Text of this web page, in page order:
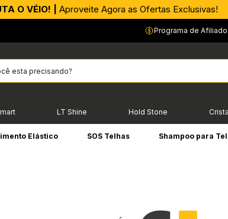
AGORA |PIX parcelado em até 4x sem Juros!*
O VÉIO! | Aproveite Agora as Ofertas Exclusivas!
…
Programa de
LT Shine Hold Stone
Elástico SOS Telhas Shampoo para